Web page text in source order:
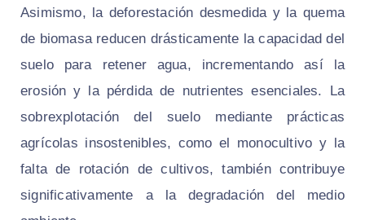
Asimismo, la deforestación desmedida y la quema
de biomasa reducen drásticamente la capacidad del
suelo para retener agua, incrementando así la
erosión y la pérdida de nutrientes esenciales. La
sobrexplotación del suelo mediante prácticas
agrícolas insostenibles, como el monocultivo y la
falta de rotación de cultivos, también contribuye
significativamente a la degradación del medio